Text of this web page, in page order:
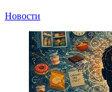
Новости